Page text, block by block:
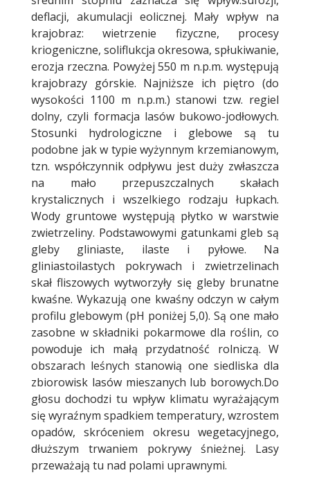
deflacji, akumulacji eolicznej. Mały wpływ na
krajobraz: wietrzenie fizyczne, procesy
kriogeniczne, soliflukcja okresowa, spłukiwanie,
erozja rzeczna. Powyżej 550 m n.p.m. występują
krajobrazy górskie. Najniższe ich piętro (do
wysokości 1100 m n.p.m.) stanowi tzw. regiel
dolny, czyli formacja lasów bukowo-jodłowych.
Stosunki hydrologiczne i glebowe są tu
podobne jak w typie wyżynnym krzemianowym,
tzn. współczynnik odpływu jest duży zwłaszcza
na mało przepuszczalnych skałach
krystalicznych i wszelkiego rodzaju łupkach.
Wody gruntowe występują płytko w warstwie
zwietrzeliny. Podstawowymi gatunkami gleb są
gleby gliniaste, ilaste i pyłowe. Na
gliniastoilastych pokrywach i zwietrzelinach
skał fliszowych wytworzyły się gleby brunatne
kwaśne. Wykazują one kwaśny odczyn w całym
profilu glebowym (pH poniżej 5,0). Są one mało
zasobne w składniki pokarmowe dla roślin, co
powoduje ich małą przydatność rolniczą. W
obszarach leśnych stanowią one siedliska dla
zbiorowisk lasów mieszanych lub borowych.Do
głosu dochodzi tu wpływ klimatu wyrażającym
się wyraźnym spadkiem temperatury, wzrostem
opadów, skróceniem okresu wegetacyjnego,
dłuższym trwaniem pokrywy śnieżnej. Lasy
przeważają tu nad polami uprawnymi.